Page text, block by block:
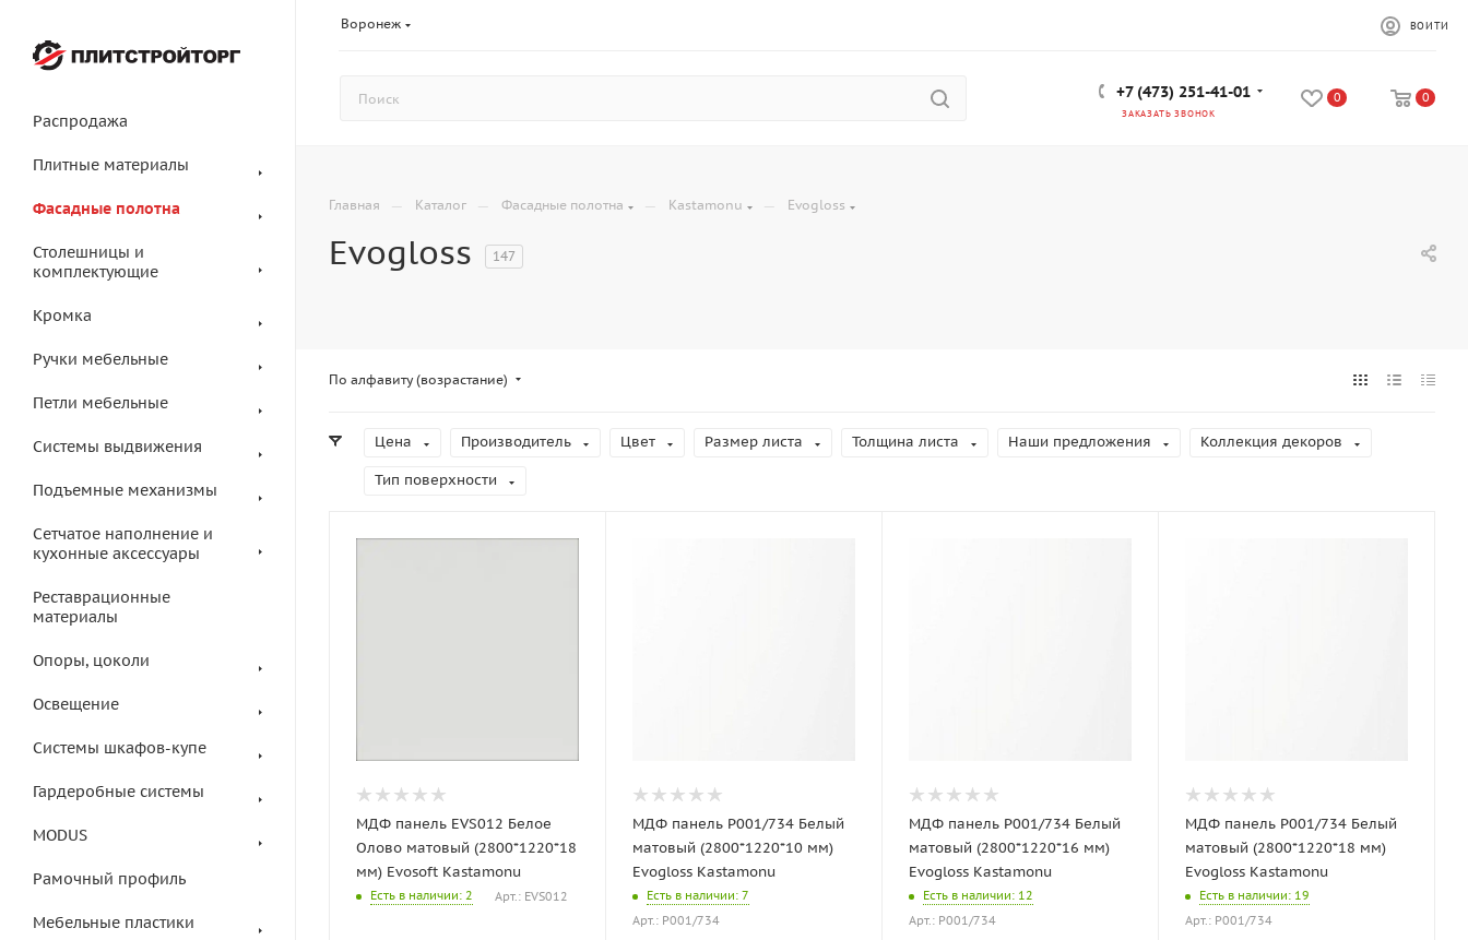
Воронеж ВОЙТИ
+7 (473) 251-41-01
ЗАКАЗАТЬ ЗВОНОК
0 0
Распродажа
Плитные материалы
Фасадные полотна
Столешницы и
комплектующие
Кромка
Ручки мебельные
Петли мебельные
Системы выдвижения
Подъемные механизмы
Сетчатое наполнение и
кухонные аксессуары
Реставрационные
материалы
Опоры, цоколи
Освещение
Системы шкафов-купе
Гардеробные системы
MODUS
Рамочный профиль
Мебельные пластики
Главная — Каталог — Фасадные полотна — Kastamonu — Evogloss
Evogloss 147
По алфавиту (возрастание)
Цена Производитель Цвет Размер листа Толщина листа Наши предложения Коллекция декоров
Тип поверхности
МДФ панель EVS012 Белое
Олово матовый (2800*1220*18
мм) Evosoft Kastamonu
Есть в наличии: 2 Арт.: EVS012
МДФ панель P001/734 Белый
матовый (2800*1220*10 мм)
Evogloss Kastamonu
Есть в наличии: 7
Арт.: P001/734
МДФ панель P001/734 Белый
матовый (2800*1220*16 мм)
Evogloss Kastamonu
Есть в наличии: 12
Арт.: P001/734
МДФ панель P001/734 Белый
матовый (2800*1220*18 мм)
Evogloss Kastamonu
Есть в наличии: 19
Арт.: P001/734